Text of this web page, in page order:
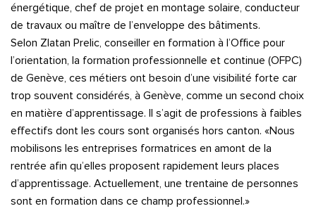
énergétique, chef de projet en montage solaire, conducteur
de travaux ou maître de l’enveloppe des bâtiments.
Selon Zlatan Prelic, conseiller en formation à l’Office pour
l’orientation, la formation professionnelle et continue (OFPC)
de Genève, ces métiers ont besoin d’une visibilité forte car
trop souvent considérés, à Genève, comme un second choix
en matière d’apprentissage. Il s’agit de professions à faibles
effectifs dont les cours sont organisés hors canton. «Nous
mobilisons les entreprises formatrices en amont de la
rentrée afin qu’elles proposent rapidement leurs places
d’apprentissage. Actuellement, une trentaine de personnes
sont en formation dans ce champ professionnel.»